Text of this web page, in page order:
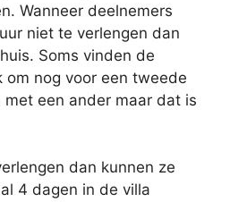
Wanneer deelnemers
niet te verlengen dan
Soms vinden de
om nog voor een tweede
een ander maar dat is
dan kunnen ze
4 dagen in de villa